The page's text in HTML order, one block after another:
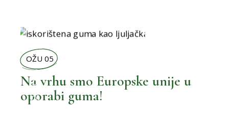
BOLJE NOVOSTI
,
OŽU 05
Na vrhu smo Europske unije u
oporabi guma!